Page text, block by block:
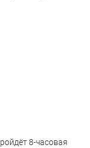
8-часовая